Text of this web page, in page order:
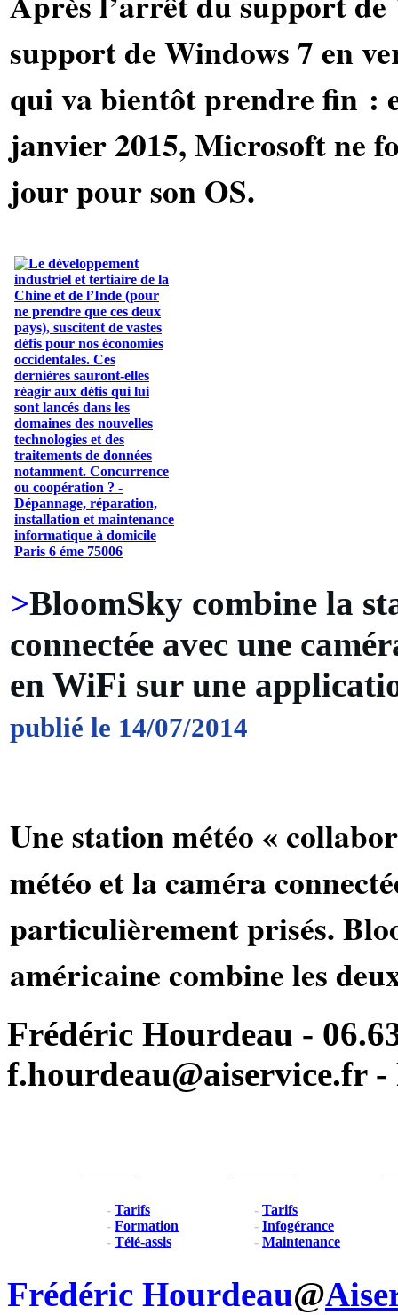
support de Windows 7 en
qui va bientôt prendre fin :
janvier 2015, Microsoft ne
jour pour son OS.
>BloomSky combine la
connectée avec une
en WiFi sur une
publié le 14/07/2014
Une station météo «
météo et la caméra
particulièrement prisés.
américaine combine les
Frédéric Hourdeau -
f.hourdeau@aiservice.fr -
- Tarifs
- Formation
- Télé-assis
- Tarifs
- Infogérance
- Maintenance
Frédéric Hourdeau@